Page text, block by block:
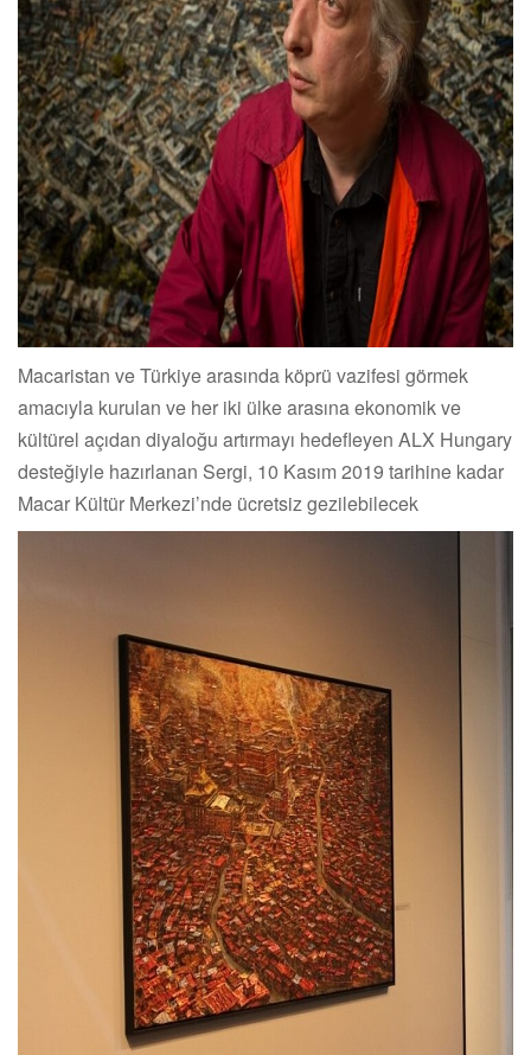
Macaristan ve Türkiye arasında köprü vazifesi görmek
amacıyla kurulan ve her iki ülke arasına ekonomik ve
kültürel açıdan diyaloğu artırmayı hedefleyen ALX Hungary
desteğiyle hazırlanan Sergi, 10 Kasım 2019 tarihine kadar
Macar Kültür Merkezi’nde ücretsiz gezilebilecek